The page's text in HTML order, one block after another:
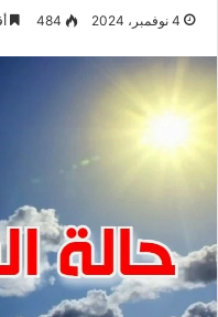
4 نوفمبر، 2024 484